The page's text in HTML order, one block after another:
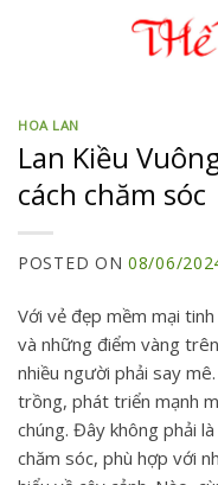
HOA LAN
Lan Kiều
cách chăm sóc
POSTED ON 08/06/
Với vẻ đẹp mềm mại
và những điểm vàng
nhiều người phải say
trồng, phát triển mạnh
chúng. Đây không phải
chăm sóc, phù hợp với